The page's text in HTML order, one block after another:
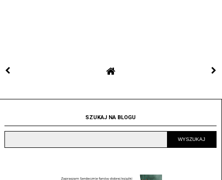
SZUKAJ NA BLOGU